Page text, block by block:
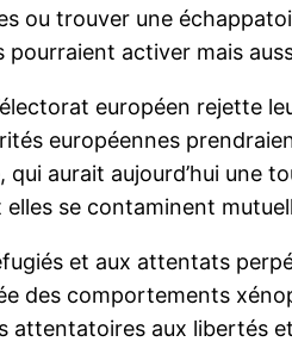
ou trouver une
pourraient activer mais
européen rejette
européennes
qui aurait aujourd’hui une
se contaminent
et aux attentats
des comportements
attentatoires aux libertés